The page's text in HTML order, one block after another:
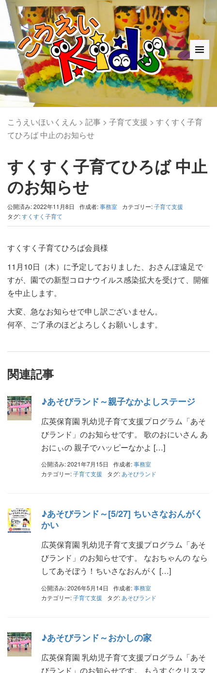
こうえいほいくえん > 記事 > 子育て支援 > すくすく子育
てひろば 中止のお知らせ
すくすく子育てひろば 中止
のお知らせ
公開済み: 2022年11月8日 作成者:事務室 カテゴリー:子育て支援
タグ:すくすく子育て
すくすく子育てひろば会員様
11月10日（木）に予定しておりました、おさんぽ遠足で
すが、園での新型コロナウイルス感染拡大を受けて、開催
を中止します。
大変、急なお知らせで申し訳ございません。
何卒、ご了承のほどよろしくお願いします。
関連記事
♪あそびランド～親子なかよしステージ
広英保育園 乳幼児子育て支援プログラム「あそ
びランド」のお知らせです。 歌のおにいさん あ
おにぃの 親子でハッピーなかよ […]
公開済み: 2021年7月15日 作成者:事務室
カテゴリー:子育て支援 タグ: あそびランド
♪あそびランド～[5/27] ちいさなおんがく
かい
広英保育園 乳幼児子育て支援プログラム「あそ
びランド」のお知らせです。 なおちゃんの なら
してあそぼう！ちいさなおんがく […]
公開済み: 2026年5月14日 作成者:事務室
カテゴリー:子育て支援 タグ: あそびランド
♪あそびランド～おかしの家
広英保育園 乳幼児子育て支援プログラム「あそ
びランド」のお知らせです。 もうすぐクリスマ